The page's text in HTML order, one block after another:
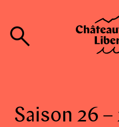
Saison 26 –